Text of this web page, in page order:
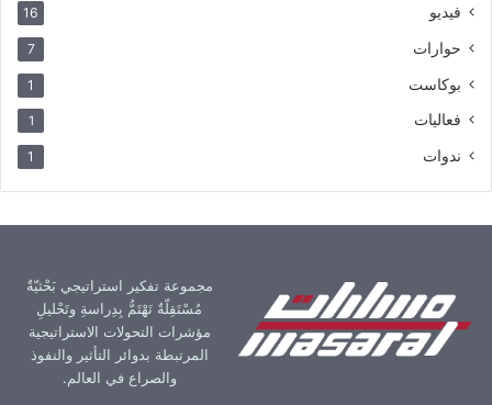
فيديو 16
حوارات 7
بوكاست 1
فعاليات 1
ندوات 1
مجموعة تفكير استراتيجي بَحْثيّةٌ
مُسْتَقِلّةٌ تَهْتَمُّ بِدِراسةِ وتَحْليلِ
مؤشرات التحولات الاستراتيجية
المرتبطة بدوائر التأثير والنفوذ
والصراع في العالم.